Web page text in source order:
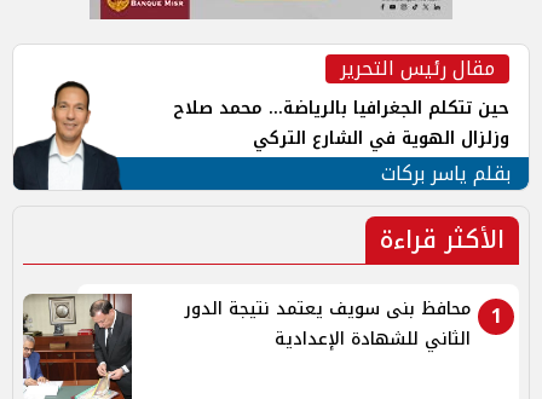
مقال رئيس التحرير
حين تتكلم الجغرافيا بالرياضة... محمد صلاح
وزلزال الهوية في الشارع التركي
بقلم ياسر بركات
الأكثر قراءة
1
محافظ بنى سويف يعتمد نتيجة الدور
الثاني للشهادة الإعدادية